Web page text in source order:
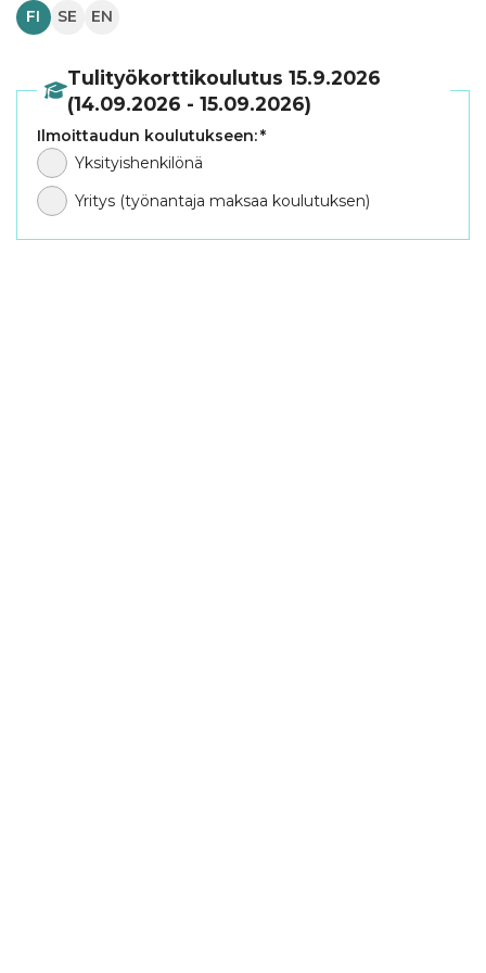
FI SE EN
Tulityökorttikoulutus 15.9.2026
(14.09.2026 - 15.09.2026)
Ilmoittaudun koulutukseen:*
Yksityishenkilönä
Yritys (työnantaja maksaa koulutuksen)